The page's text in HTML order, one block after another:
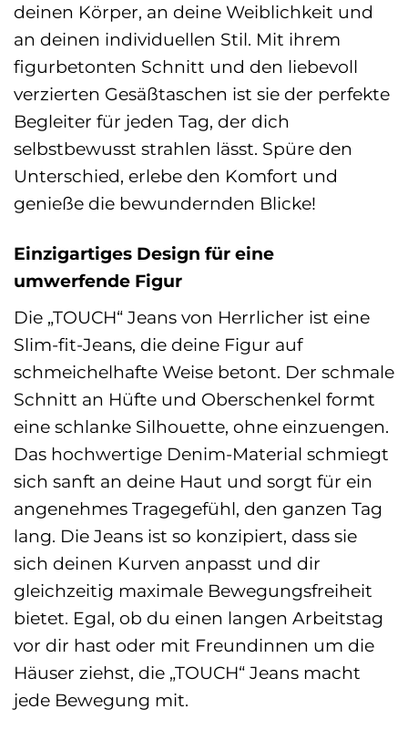
deinen Körper, an deine Weiblichkeit und
an deinen individuellen Stil. Mit ihrem
figurbetonten Schnitt und den liebevoll
verzierten Gesäßtaschen ist sie der perfekte
Begleiter für jeden Tag, der dich
selbstbewusst strahlen lässt. Spüre den
Unterschied, erlebe den Komfort und
genieße die bewundernden Blicke!
Einzigartiges Design für eine
umwerfende Figur
Die „TOUCH“ Jeans von Herrlicher ist eine
Slim-fit-Jeans, die deine Figur auf
schmeichelhafte Weise betont. Der schmale
Schnitt an Hüfte und Oberschenkel formt
eine schlanke Silhouette, ohne einzuengen.
Das hochwertige Denim-Material schmiegt
sich sanft an deine Haut und sorgt für ein
angenehmes Tragegefühl, den ganzen Tag
lang. Die Jeans ist so konzipiert, dass sie
sich deinen Kurven anpasst und dir
gleichzeitig maximale Bewegungsfreiheit
bietet. Egal, ob du einen langen Arbeitstag
vor dir hast oder mit Freundinnen um die
Häuser ziehst, die „TOUCH“ Jeans macht
jede Bewegung mit.